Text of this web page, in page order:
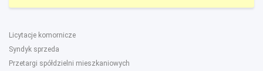
Licytacje komornicze
Syndyk sprzeda
Przetargi spółdzielni mieszkaniowych